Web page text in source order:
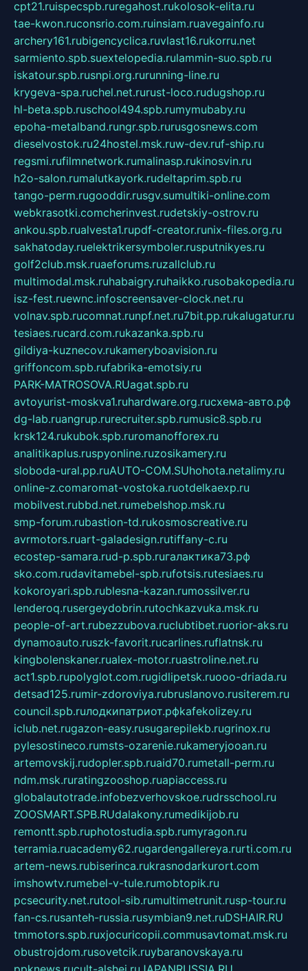
cpt21.ruispecspb.ruregahost.rukolosok-elita.ru
tae-kwon.ruconsrio.com.ruinsiam.ruavegainfo.ru
archery161.rubigencyclica.ruvlast16.rukorru.net
sarmiento.spb.suextelopedia.rulammin-suo.spb.ru
iskatour.spb.rusnpi.org.rurunning-line.ru
krygeva-spa.ruchel.net.rurust-loco.rudugshop.ru
hl-beta.spb.ruschool494.spb.rumymubaby.ru
epoha-metalband.rungr.spb.rurusgosnews.com
dieselvostok.ru24hostel.msk.ruw-dev.ruf-ship.ru
regsmi.rufilmnetwork.rumalinasp.rukinosvin.ru
h2o-salon.rumalutkayork.rudeltaprim.spb.ru
tango-perm.rugooddir.rusgv.sumultiki-online.com
webkrasotki.comcherinvest.rudetskiy-ostrov.ru
ankou.spb.rualvesta1.rupdf-creator.runix-files.org.ru
sakhatoday.ruelektrikersymboler.rusputnikyes.ru
golf2club.msk.ruaeforums.ruzallclub.ru
multimodal.msk.ruhabaigry.ruhaikko.rusobakopedia.ru
isz-fest.ruewnc.infoscreensaver-clock.net.ru
volnav.spb.rucomnat.runpf.net.ru7bit.pp.rukalugatur.ru
tesiaes.rucard.com.rukazanka.spb.ru
gildiya-kuznecov.rukameryboavision.ru
griffoncom.spb.rufabrika-emotsiy.ru
PARK-MATROSOVA.RUagat.spb.ru
avtoyurist-moskva1.ruhardware.org.ruсхема-авто.рф
dg-lab.ruangrup.rurecruiter.spb.rumusic8.spb.ru
krsk124.rukubok.spb.ruromanofforex.ru
analitikaplus.ruspyonline.ruzosikamery.ru
sloboda-ural.pp.ruAUTO-COM.SUhohota.netalimy.ru
online-z.comaromat-vostoka.ruotdelkaexp.ru
mobilvest.rubbd.net.rumebelshop.msk.ru
smp-forum.rubastion-td.rukosmoscreative.ru
avrmotors.ruart-galadesign.rutiffany-c.ru
ecostep-samara.rud-p.spb.ruгалактика73.рф
sko.com.rudavitamebel-spb.rufotsis.rutesiaes.ru
kokoroyari.spb.rublesna-kazan.rumossilver.ru
lenderoq.rusergeydobrin.rutochkazvuka.msk.ru
people-of-art.rubezzubova.ruclubtibet.ruorior-aks.ru
dynamoauto.ruszk-favorit.rucarlines.ruflatnsk.ru
kingbolenskaner.rualex-motor.ruastroline.net.ru
act1.spb.rupolyglot.com.rugidlipetsk.ruooo-driada.ru
detsad125.rumir-zdoroviya.rubruslanovo.rusiterem.ru
council.spb.ruлодкипатриот.рфkafekolizey.ru
iclub.net.rugazon-easy.rusugarepilekb.rugrinox.ru
pylesostineco.rumsts-ozarenie.rukameryjooan.ru
artemovskij.rudopler.spb.ruaid70.rumetall-perm.ru
ndm.msk.ruratingzooshop.ruapiaccess.ru
globalautotrade.infobezverhovskoe.rudrsschool.ru
ZOOSMART.SPB.RUdalakony.rumedikijob.ru
remontt.spb.ruphotostudia.spb.rumyragon.ru
terramia.ruacademy62.rugardengallereya.rurti.com.ru
artem-news.rubiserinca.rukrasnodarkurort.com
imshowtv.rumebel-v-tule.rumobtopik.ru
pcsecurity.net.rutool-sib.rumultimetrunit.rusp-tour.ru
fan-cs.rusanteh-russia.rusymbian9.net.ruDSHAIR.RU
tmmotors.spb.ruxjocuricopii.commusavtomat.msk.ru
obustrojdom.rusovetcik.ruybaranovskaya.ru